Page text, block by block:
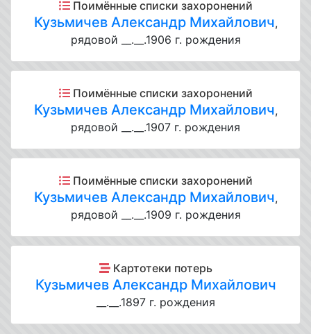
Поимённые списки захоронений
Кузьмичев Александр Михайлович,
рядовой __.__.1906 г. рождения
Поимённые списки захоронений
Кузьмичев Александр Михайлович,
рядовой __.__.1907 г. рождения
Поимённые списки захоронений
Кузьмичев Александр Михайлович,
рядовой __.__.1909 г. рождения
Картотеки потерь
Кузьмичев Александр Михайлович
__.__.1897 г. рождения